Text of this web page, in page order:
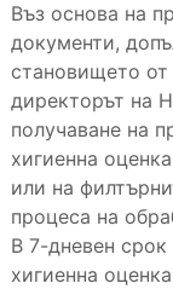
Въз основа на
документи,
становището от
директорът на
получаване на
хигиенна
или на
процеса на
В 7-дневен срок
хигиенна